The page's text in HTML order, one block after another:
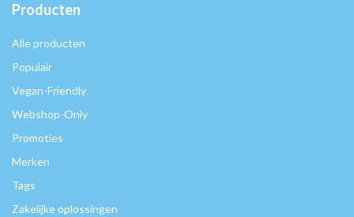
Producten
Alle producten
Populair
Vegan-Friendly
Webshop-Only
Promoties
Merken
Tags
Zakelijke oplossingen